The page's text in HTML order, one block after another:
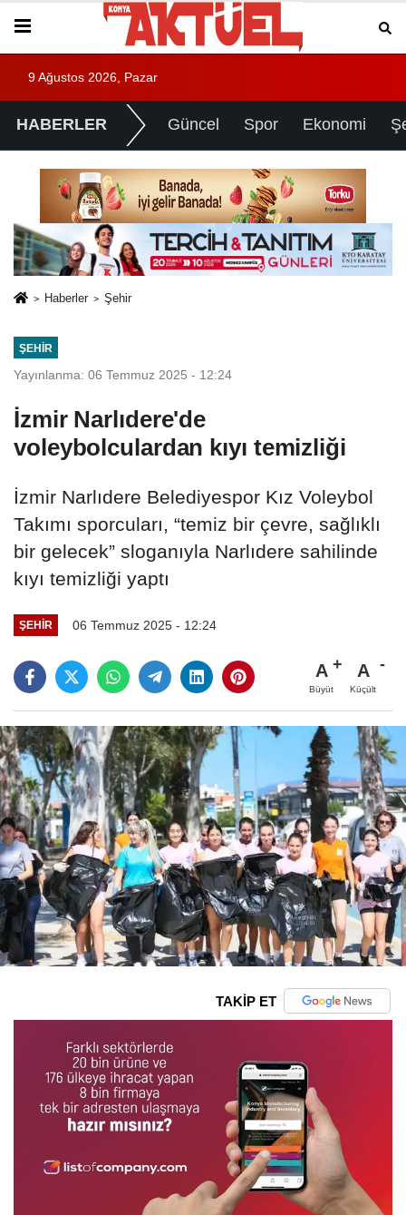
9 Ağustos 2026, Pazar
HABERLER Güncel Spor Ekonomi
Haberler Şehir
ŞEHIR
Yayınlanma: 06 Temmuz 2025 - 12:24
İzmir Narlıdere'de
voleybolculardan kıyı temizliği
İzmir Narlıdere Belediyespor Kız Voleybol
Takımı sporcuları, “temiz bir çevre, sağlıklı
bir gelecek” sloganıyla Narlıdere sahilinde
kıyı temizliği yaptı
ŞEHIR 06 Temmuz 2025 - 12:24
A
Büyüt
A
Küçült
TAKİP ET